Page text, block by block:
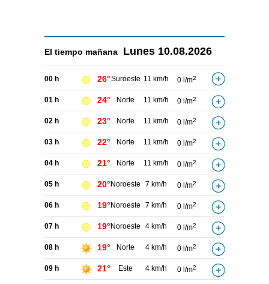
El tiempo mañana Lunes 10.08.2026
00 h 26°Suroeste 11 km/h 0 l/m2
01 h 24° Norte 11 km/h 0 l/m2
02 h 23° Norte 11 km/h 0 l/m2
03 h 22° Norte 11 km/h 0 l/m2
04 h 21° Norte 11 km/h 0 l/m2
05 h 20° Noroeste 7 km/h 0 l/m2
06 h 19° Noroeste 7 km/h 0 l/m2
07 h 19° Noroeste 4 km/h 0 l/m2
08 h 19° Norte 4 km/h 0 l/m2
09 h 21° Este 4 km/h 0 l/m2